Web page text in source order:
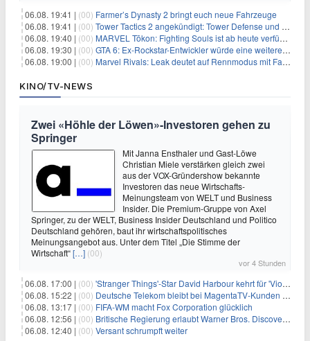
06.08. 19:41 | (00) Farmer’s Dynasty 2 bringt euch neue Fahrzeuge
06.08. 19:41 | (00) Tower Tactics 2 angekündigt: Tower Defense und Deckbuilding Kombo kehrt zurück
06.08. 19:40 | (00) MARVEL Tōkon: Fighting Souls ist ab heute verfügbar
06.08. 19:30 | (00) GTA 6: Ex-Rockstar-Entwickler würde eine weitere Verschiebung nicht überraschen
06.08. 19:00 | (00) Marvel Rivals: Leak deutet auf Rennmodus mit Fahrzeugen hin
KINO/TV-NEWS
Zwei «Höhle der Löwen»-Investoren gehen zu
Springer
Mit Janna Ensthaler und Gast-Löwe
Christian Miele verstärken gleich zwei
aus der VOX-Gründershow bekannte
Investoren das neue Wirtschafts-
Meinungsteam von WELT und Business
Insider. Die Premium-Gruppe von Axel
Springer, zu der WELT, Business Insider Deutschland und Politico
Deutschland gehören, baut ihr wirtschaftspolitisches
Meinungsangebot aus. Unter dem Titel „Die Stimme der
Wirtschaft“[…] (00)
vor 4 Stunden
06.08. 17:00 | (00) 'Stranger Things'-Star David Harbour kehrt für 'Violent Night 2' zurück – Kristen Bell stößt zur Besetzung
06.08. 15:22 | (00) Deutsche Telekom bleibt bei MagentaTV-Kunden vage
06.08. 13:17 | (00) FIFA-WM macht Fox Corporation glücklich
06.08. 12:56 | (00) Britische Regierung erlaubt Warner Bros. Discovery-Übernahme
06.08. 12:40 | (00) Versant schrumpft weiter